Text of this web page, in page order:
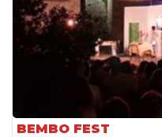
BEMBO FEST